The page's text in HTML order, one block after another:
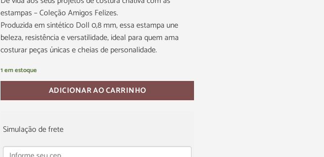
estampas – Coleção Amigos Felizes.
Produzida em sintético Doll 0,8 mm, essa estampa une
beleza, resistência e versatilidade, ideal para quem ama
costurar peças únicas e cheias de personalidade.
1 em estoque
ADICIONAR AO CARRINHO
Simulação de frete